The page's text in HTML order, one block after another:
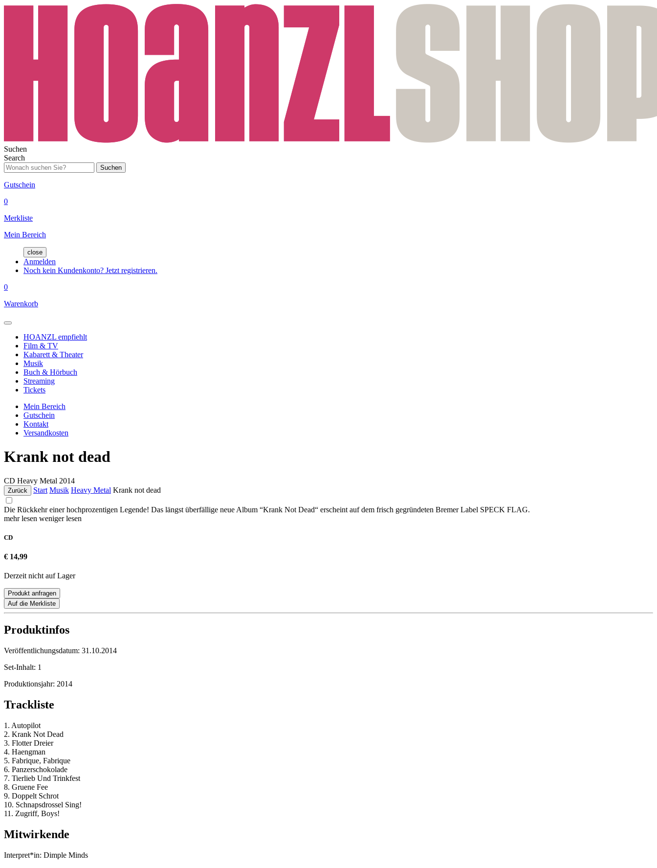
Suchen
Search
Suchen
Gutschein
0
Merkliste
Mein Bereich
close
Anmelden
Noch kein Kundenkonto? Jetzt registrieren.
0
Warenkorb
HOANZL empfiehlt
Film & TV
Kabarett & Theater
Musik
Buch & Hörbuch
Streaming
Tickets
Mein Bereich
Gutschein
Kontakt
Versandkosten
Krank not dead
CD Heavy Metal 2014
Zurück Start Musik Heavy Metal Krank not dead
Die Rückkehr einer hochprozentigen Legende! Das längst überfällige neue Album “Krank Not Dead“ erscheint auf dem frisch gegründeten Bremer Label SPECK FLAG.
mehr lesen weniger lesen
CD
€ 14,99
Derzeit nicht auf Lager
Produkt anfragen
Auf die Merkliste
Produktinfos
Veröffentlichungsdatum: 31.10.2014
Set-Inhalt: 1
Produktionsjahr: 2014
Trackliste
1. Autopilot
2. Krank Not Dead
3. Flotter Dreier
4. Haengman
5. Fabrique, Fabrique
6. Panzerschokolade
7. Tierlieb Und Trinkfest
8. Gruene Fee
9. Doppelt Schrot
10. Schnapsdrossel Sing!
11. Zugriff, Boys!
Mitwirkende
Interpret*in: Dimple Minds